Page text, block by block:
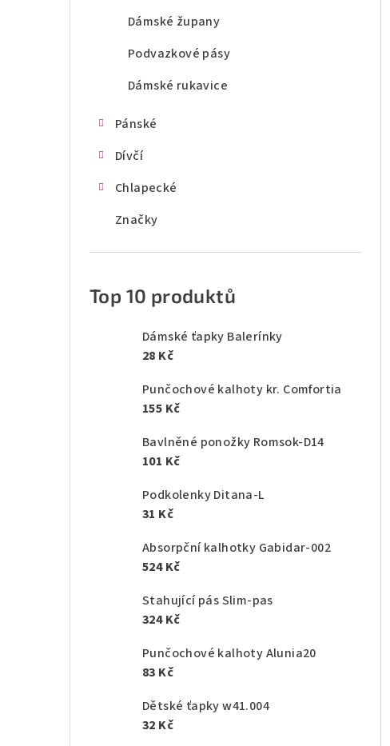
Dámské župany
Podvazkové pásy
Dámské rukavice
Pánské
Dívčí
Chlapecké
Značky
Top 10 produktů
Dámské ťapky Balerínky
28 Kč
Punčochové kalhoty kr. Comfortia
155 Kč
Bavlněné ponožky Romsok-D14
101 Kč
Podkolenky Ditana-L
31 Kč
Absorpční kalhotky Gabidar-002
524 Kč
Stahující pás Slim-pas
324 Kč
Punčochové kalhoty Alunia20
83 Kč
Dětské ťapky w41.004
32 Kč